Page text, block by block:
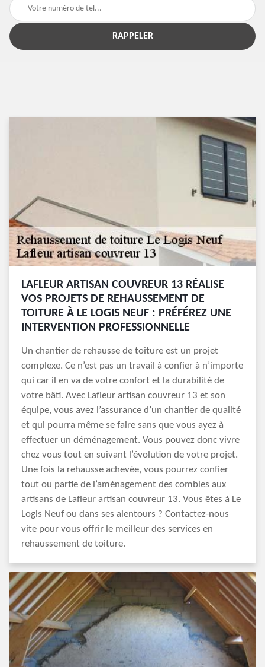
LAFLEUR ARTISAN COUVREUR 13 RÉALISE
VOS PROJETS DE REHAUSSEMENT DE
TOITURE À LE LOGIS NEUF : PRÉFÉREZ UNE
INTERVENTION PROFESSIONNELLE
Un chantier de rehausse de toiture est un projet
complexe. Ce n’est pas un travail à confier à n’importe
qui car il en va de votre confort et la durabilité de
votre bâti. Avec Lafleur artisan couvreur 13 et son
équipe, vous avez l’assurance d’un chantier de qualité
et qui pourra même se faire sans que vous ayez à
effectuer un déménagement. Vous pouvez donc vivre
chez vous tout en suivant l’évolution de votre projet.
Une fois la rehausse achevée, vous pourrez confier
tout ou partie de l’aménagement des combles aux
artisans de Lafleur artisan couvreur 13. Vous êtes à Le
Logis Neuf ou dans ses alentours ? Contactez-nous
vite pour vous offrir le meilleur des services en
rehaussement de toiture.